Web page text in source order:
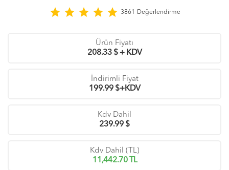
star star star star star 3861 Değerlendirme
Ürün Fiyatı
208.33 $ + KDV
İndirimli Fiyat
199.99 $+KDV
Kdv Dahil
239.99 $
Kdv Dahil (TL)
11,442.70TL